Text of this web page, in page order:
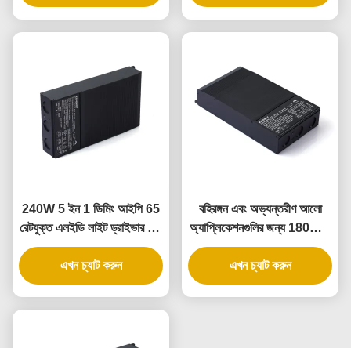
ড্রাইভার
240W 5 ইন 1 ডিমিং আইপি 65
রেটযুক্ত এলইডি লাইট ড্রাইভার এবং
ডিমমেবল এলইডি পাওয়ার সাপ্লাই
এখন চ্যাট করুন
বহিরঙ্গন এবং অভ্যন্তরীণ আলো
অ্যাপ্লিকেশনগুলির জন্য 180W 5
ইন 1 ডিমিং IP65 রেটেড LED
ড্রাইভার
এখন চ্যাট করুন